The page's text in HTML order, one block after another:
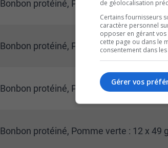
Bonbon protéiné, Pêche aigre : 12 x 49 g
Bonbon protéiné, Pomme verte : 49 g
Bonbon protéiné, Pomme verte : 6 x 49 g
Bonbon protéiné, Pomme verte : 12 x 49 g
de géolocalisation
Certains fournisseurs
caractère personnel
opposer en gérant vos
cette page ou dans le
consentement dans
Gérer vos